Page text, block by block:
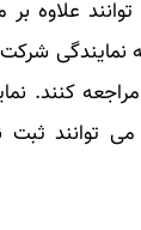
علاوه بر
نمایندگی
کنند.
توانند ثبت